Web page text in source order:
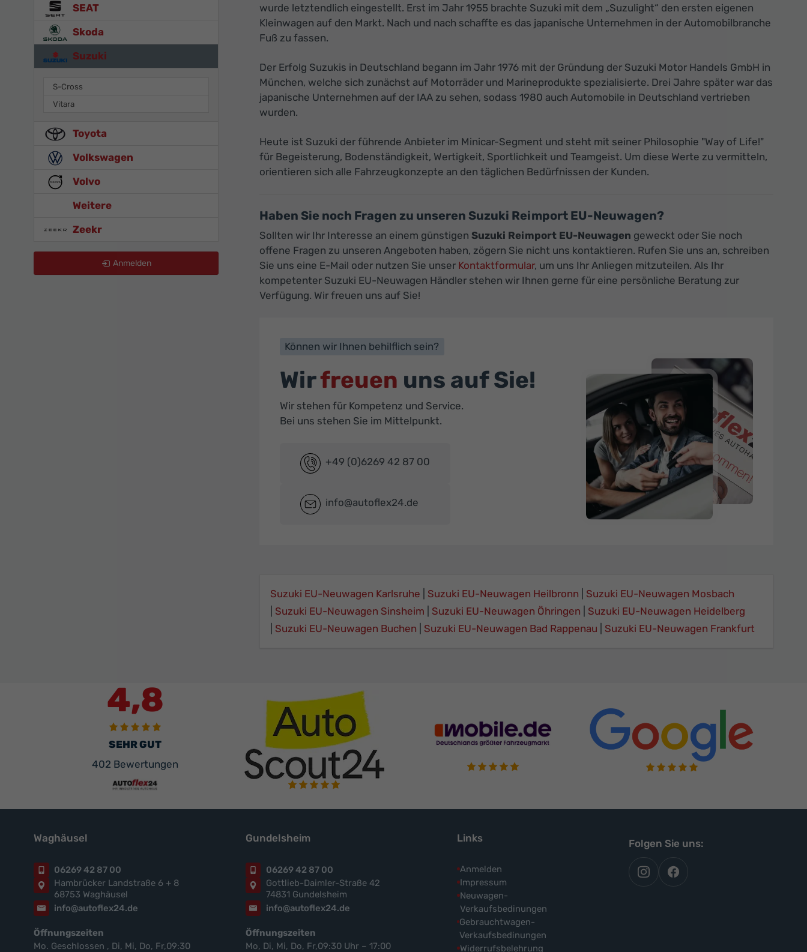
wurde letztendlich eingestellt. Erst im Jahr 1955 brachte Suzuki mit dem „Suzulight“ den ersten eigenen
Kleinwagen auf den Markt. Nach und nach schaffte es das japanische Unternehmen in der Automobilbranche
Fuß zu fassen.
Der Erfolg Suzukis in Deutschland begann im Jahr 1976 mit der Gründung der Suzuki Motor Handels GmbH in
München, welche sich zunächst auf Motorräder und Marineprodukte spezialisierte. Drei Jahre später war das
japanische Unternehmen auf der IAA zu sehen, sodass 1980 auch Automobile in Deutschland vertrieben
wurden.
Heute ist Suzuki der führende Anbieter im Minicar-Segment und steht mit seiner Philosophie "Way of Life!"
für Begeisterung, Bodenständigkeit, Wertigkeit, Sportlichkeit und Teamgeist. Um diese Werte zu vermitteln,
orientieren sich alle Fahrzeugkonzepte an den täglichen Bedürfnissen der Kunden.
Haben Sie noch Fragen zu unseren Suzuki Reimport EU-Neuwagen?
Sollten wir Ihr Interesse an einem günstigen Suzuki Reimport EU-Neuwagen geweckt oder Sie noch
offene Fragen zu unseren Angeboten haben, zögern Sie nicht uns kontaktieren. Rufen Sie uns an, schreiben
Sie uns eine E-Mail oder nutzen Sie unser Kontaktformular, um uns Ihr Anliegen mitzuteilen. Als Ihr
kompetenter Suzuki EU-Neuwagen Händler stehen wir Ihnen gerne für eine persönliche Beratung zur
Verfügung. Wir freuen uns auf Sie!
Können wir Ihnen behilflich sein?
Wirfreuen uns auf Sie!
Wir stehen für Kompetenz und Service.
Bei uns stehen Sie im Mittelpunkt.
+49 (0)6269 42 87 00
info@autoflex24.de
Suzuki EU-Neuwagen Karlsruhe Suzuki EU-Neuwagen Heilbronn
Suzuki EU-Neuwagen Mosbach
Suzuki EU-Neuwagen Sinsheim
Suzuki EU-Neuwagen Öhringen
Suzuki EU-Neuwagen Heidelberg
Suzuki EU-Neuwagen Buchen
Suzuki EU-Neuwagen Bad Rappenau Suzuki EU-Neuwagen Frankfurt
SEAT
Skoda
Suzuki
S-Cross
Vitara
Toyota
Volkswagen
Volvo
Weitere
Zeekr
Anmelden
4,8
SEHR GUT
402 Bewertungen
Waghäusel
06269 42 87 00
Hambrücker Landstraße 6 + 8
68753 Waghäusel
info@autoflex24.de
Öffnungszeiten
Mo. Geschlossen , Di, Mi, Do, Fr,09:30
Gundelsheim
06269 42 87 00
Gottlieb-Daimler-Straße 42
74831 Gundelsheim
info@autoflex24.de
Öffnungszeiten
Mo, Di, Mi, Do, Fr,09:30 Uhr – 17:00
Links
Anmelden
Impressum
Neuwagen-
Verkaufsbedinungen
Gebrauchtwagen-
Verkaufsbedinungen
Widerrufsbelehrung
Folgen Sie uns:
autoflex
auf
autoflex24
auf